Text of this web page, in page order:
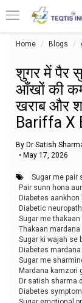
Home Blogs
शुगर में पैर
आँखों की
खराब और
Bariffa X
By Dr Satish
• May 17, 2026
Sugar me pair
Pair sunn hona
Diabetes
Diabetic
Sugar me
Thakaan
Sugar ki wajah se
Diabetes
Sugar me
Mardana kamzori
Dr satish sharma
Diabetes